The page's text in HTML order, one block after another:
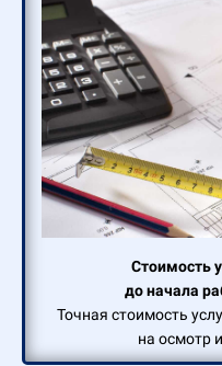
Стоимость
до начала
Точная стоимость
на осмотр